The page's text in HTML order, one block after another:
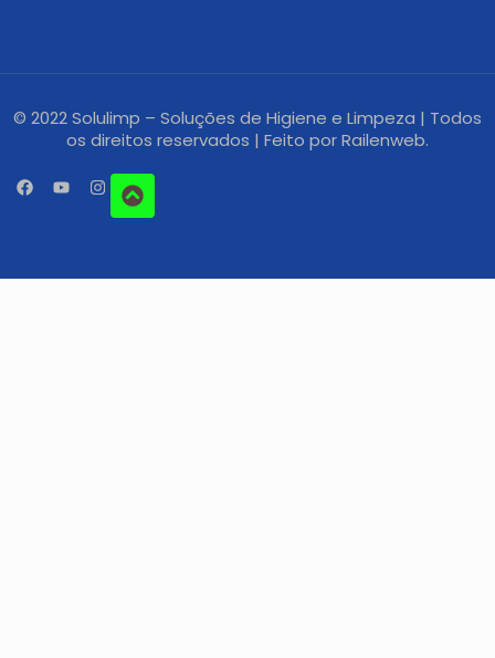
© 2022 Solulimp – Soluções de Higiene e Limpeza | Todos
os direitos reservados | Feito porRailenweb.